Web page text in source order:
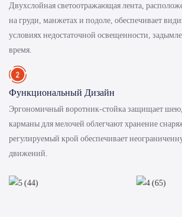
Двухслойная светоотражающая лента,
на груди, манжетах и ​​подоле, обеспечивает
условиях недостаточной освещенности,
время.
Функциональный Дизайн
Эргономичный воротник-стойка защищает
карманы для мелочей облегчают хранение
регулируемый крой обеспечивает
движений.